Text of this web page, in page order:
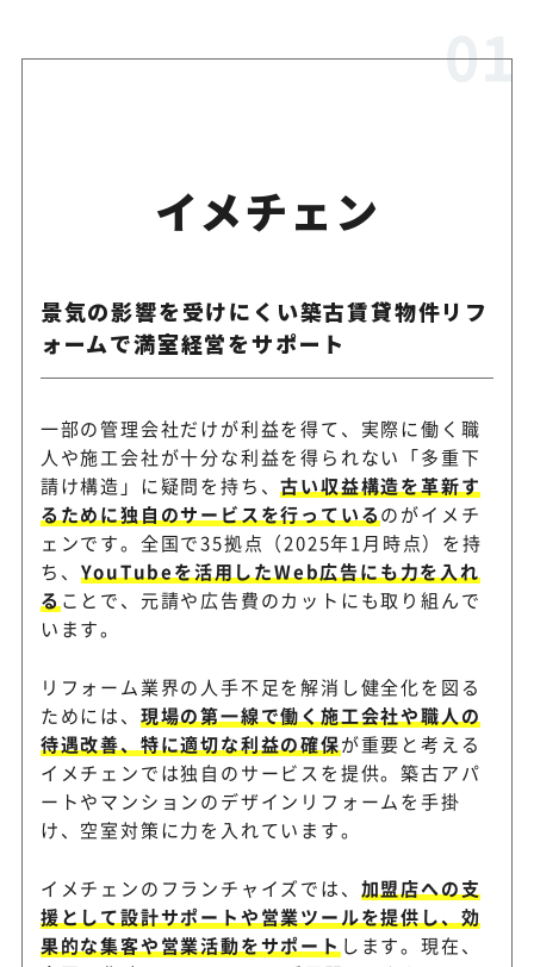
LIXILトータルサービ
現場調査・施工・修理の各分
エイブル
全国31万戸の管理物件から幅
オンテックス
リフォーム現場を支えるパー
を全国で募集
住友林業ホームテック
安定した取引基盤で長期的な
シップを構築
イオン住まいのリフォ
ーム
水回りのリフォーム工事を中
ナーを募集
イメチェン
景気の影響を受けにくい築古賃貸物件リフ
ォームで満室経営をサポート
一部の管理会社だけが利益を得て、実際に働く職
人や施工会社が十分な利益を得られない「多重下
請け構造」に疑問を持ち、古い収益構造を革新す
るために独自のサービスを行っているのがイメチ
ェンです。全国で35拠点（2025年1月時点）を持
ち、 YouTubeを活用したWeb広告にも力を入れ
ることで、元請や広告費のカットにも取り組んで
います。
リフォーム業界の人手不足を解消し健全化を図る
ためには、 現場の第一線で働く施工会社や職人の
待遇改善、特に適切な利益の確保が重要と考える
イメチェンでは独自のサービスを提供。築古アパ
ートやマンションのデザインリフォームを手掛
け、空室対策に力を入れています。
イメチェンのフランチャイズでは、 加盟店への支
援として設計サポートや営業ツールを提供し、効
果的な集客や営業活動をサポートします。現在、